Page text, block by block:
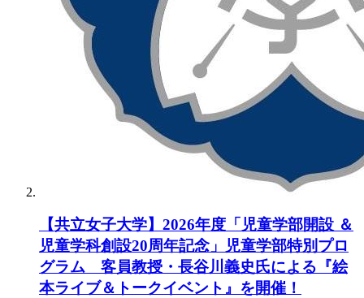
【共立女子大学】2026年度「児童学部開設 ＆
児童学科創設20周年記念」児童学部特別プロ
グラム 客員教授・長谷川義史氏による『絵
本ライブ＆トークイベント』を開催！